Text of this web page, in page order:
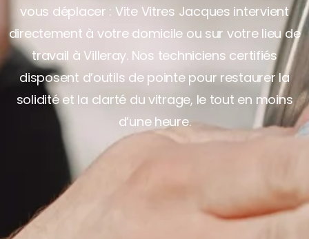
vous déplacer : Vite Vitres Jacques intervient
directement à votre domicile ou sur votre lieu de
travail à Villeray. Nos techniciens certifiés
disposent d’outils de pointe pour restaurer la
solidité et la clarté du vitrage, le tout en moins
d’une heure.